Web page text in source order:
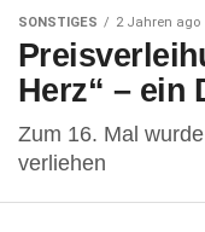
SONSTIGES 2 Jahren ago
Herz“ – ein
Zum 16. Mal
verliehen